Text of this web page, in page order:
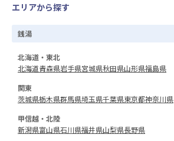
エリアから探す
銭湯
北海道・東北
北海道青森県岩手県宮城県秋田県山形県福島県
関東
茨城県栃木県群馬県埼玉県千葉県東京都神奈川県
甲信越・北陸
新潟県富山県石川県福井県山梨県長野県